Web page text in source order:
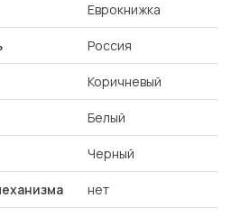
Еврокнижка
Россия
Коричневый
Белый
Черный
нет